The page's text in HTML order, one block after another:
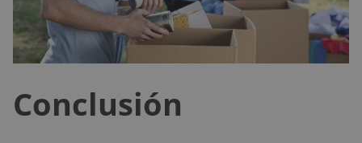
Conclusión